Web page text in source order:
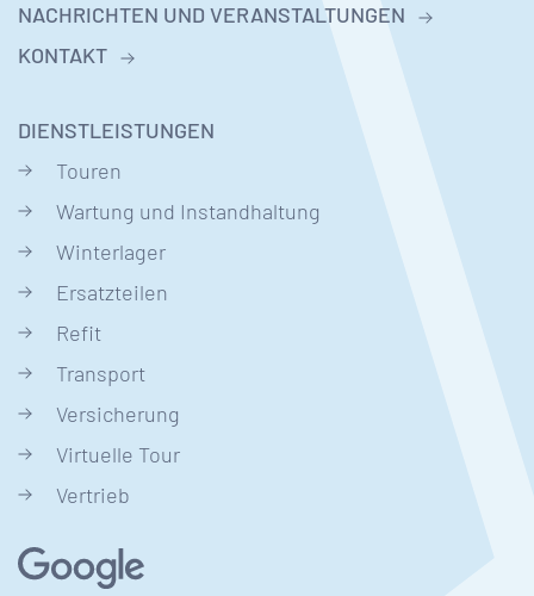
NACHRICHTEN UND VERANSTALTUNGEN
KONTAKT
DIENSTLEISTUNGEN
Touren
Wartung und Instandhaltung
Winterlager
Ersatzteilen
Refit
Transport
Versicherung
Virtuelle Tour
Vertrieb